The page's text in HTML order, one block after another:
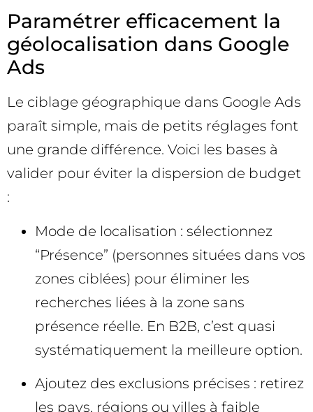
Paramétrer efficacement la
géolocalisation dans Google
Ads
Le ciblage géographique dans Google Ads
paraît simple, mais de petits réglages font
une grande différence. Voici les bases à
valider pour éviter la dispersion de budget
:
Mode de localisation : sélectionnez
“Présence” (personnes situées dans vos
zones ciblées) pour éliminer les
recherches liées à la zone sans
présence réelle. En B2B, c’est quasi
systématiquement la meilleure option.
Ajoutez des exclusions précises : retirez
les pays, régions ou villes à faible